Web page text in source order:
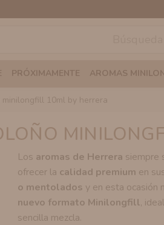
PRÓXIMAMENTE AROMAS
minilongfill 10ml by herrera
Los aromas de Herrera siempre
ofrecer la calidad premium en
o mentolados y en esta ocasión
nuevo formato Minilongfill,
sencilla mezcla.